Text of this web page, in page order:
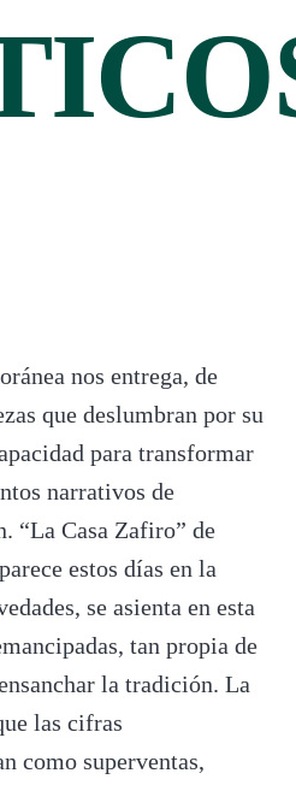
nos entrega, de
que deslumbran por su
para transformar
narrativos de
“La Casa Zafiro” de
estos días en la
se asienta en esta
tan propia de
la tradición. La
las cifras
como superventas,